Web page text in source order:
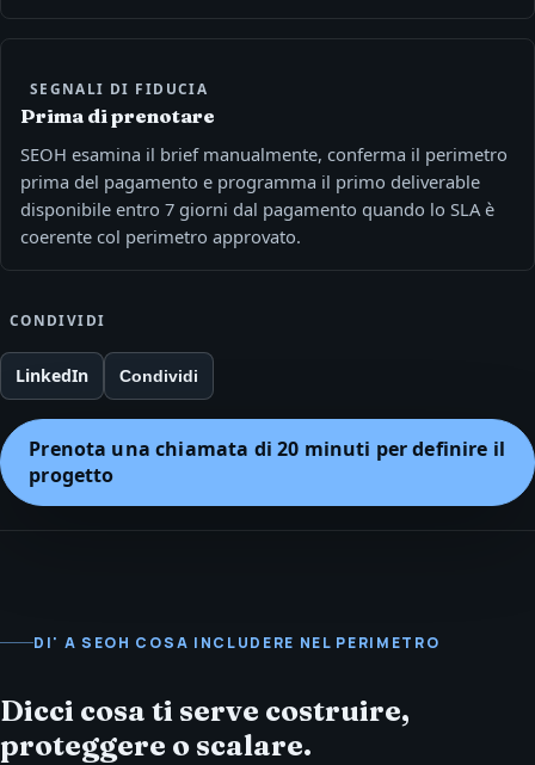
SEGNALI DI FIDUCIA
Prima di prenotare
SEOH esamina il brief manualmente, conferma il perimetro
prima del pagamento e programma il primo deliverable
disponibile entro 7 giorni dal pagamento quando lo SLA è
coerente col perimetro approvato.
CONDIVIDI
LinkedIn Condividi
Prenota una chiamata di 20 minuti per definire il
progetto
DI' A SEOH COSA INCLUDERE NEL PERIMETRO
Dicci cosa ti serve costruire,
proteggere o scalare.